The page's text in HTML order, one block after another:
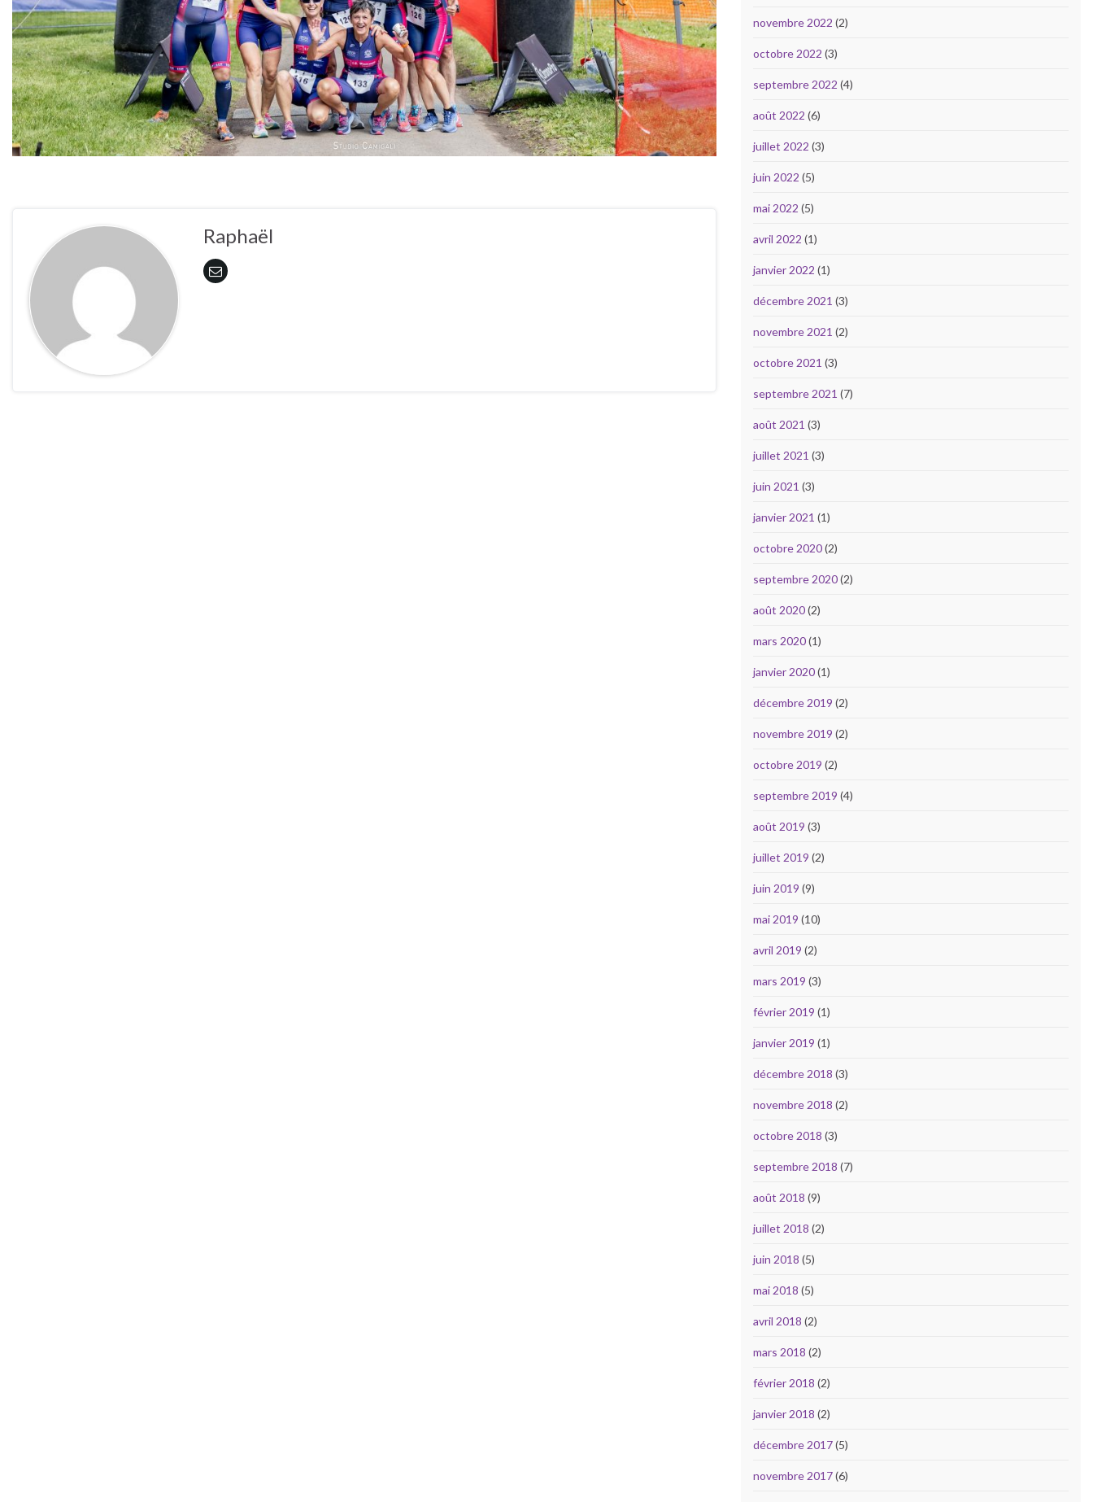
Raphaël
novembre 2022 (2)
octobre 2022 (3)
septembre 2022 (4)
août 2022 (6)
juillet 2022 (3)
juin 2022 (5)
mai 2022 (5)
avril 2022 (1)
janvier 2022 (1)
décembre 2021 (3)
novembre 2021 (2)
octobre 2021 (3)
septembre 2021 (7)
août 2021 (3)
juillet 2021 (3)
juin 2021 (3)
janvier 2021 (1)
octobre 2020(2)
septembre 2020(2)
août 2020(2)
mars 2020(1)
janvier 2020(1)
décembre 2019 (2)
novembre 2019 (2)
octobre 2019 (2)
septembre 2019 (4)
août 2019 (3)
juillet 2019 (2)
juin 2019 (9)
mai 2019 (10)
avril 2019 (2)
mars 2019 (3)
février 2019 (1)
janvier 2019 (1)
décembre 2018 (3)
novembre 2018 (2)
octobre 2018 (3)
septembre 2018 (7)
août 2018 (9)
juillet 2018 (2)
juin 2018 (5)
mai 2018 (5)
avril 2018 (2)
mars 2018 (2)
février 2018 (2)
janvier 2018 (2)
décembre 2017(5)
novembre 2017(6)